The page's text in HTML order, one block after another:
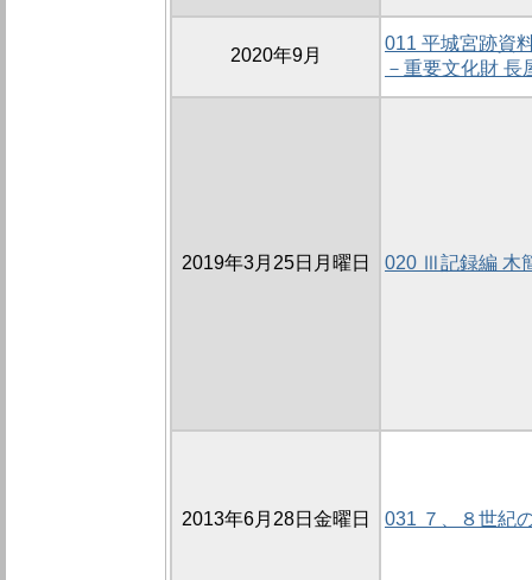
2020年9月
011 平城宮跡資
－重要文化財 長
2019年3月25日月曜日 020 Ⅲ記録編 木
2013年6月28日金曜日 031 ７、８世紀